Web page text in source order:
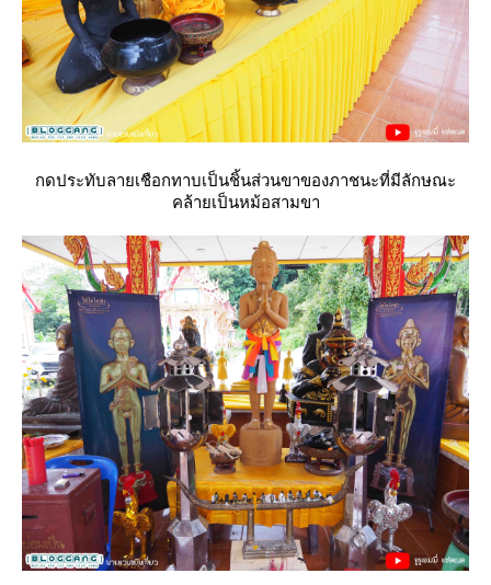
กดประทับลายเชือกทาบเป็นชิ้นส่วนขาของภาชนะที่มีลักษณะ
คล้ายเป็นหม้อสามขา